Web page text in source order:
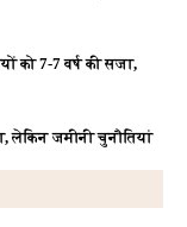
को 7-7 वर्ष की सजा,
लेकिन जमीनी चुनौतियां